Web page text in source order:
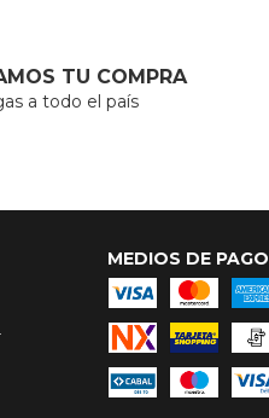
TU COMPRA
a todo el país
MEDIOS DE PAGO